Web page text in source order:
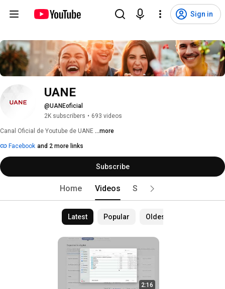
Sign in
UANE
@UANEoficial
2K subscribers • 693 videos
Canal Oficial de Youtube de UANE ...more
Facebook and 2 more links
Subscribe
Home Videos Shorts
Latest Popular Oldest
2:16